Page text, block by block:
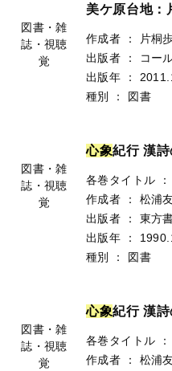
図書・雑
誌・視聴
覚
美ケ原台地：
作成者 ：
片桐
出版者
：
コー
出版年
：
種別
： 図書
図書・雑
誌・視聴
覚
心象紀行 漢
各巻タイトル ：
作成者
：
松浦
出版者
：
東方
出版年
：
種別
： 図書
図書・雑
誌・視聴
覚
心象紀行 漢
各巻タイトル ：
作成者
：
松浦